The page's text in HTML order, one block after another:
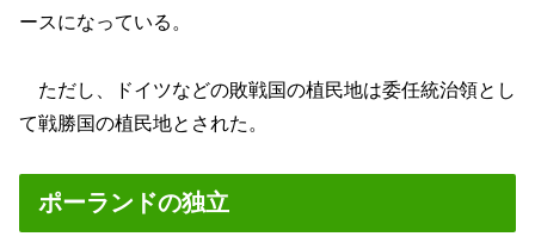
ースになっている。
ただし、ドイツなどの敗戦国の植民地は委任統治領とし
て戦勝国の植民地とされた。
ポーランドの独立